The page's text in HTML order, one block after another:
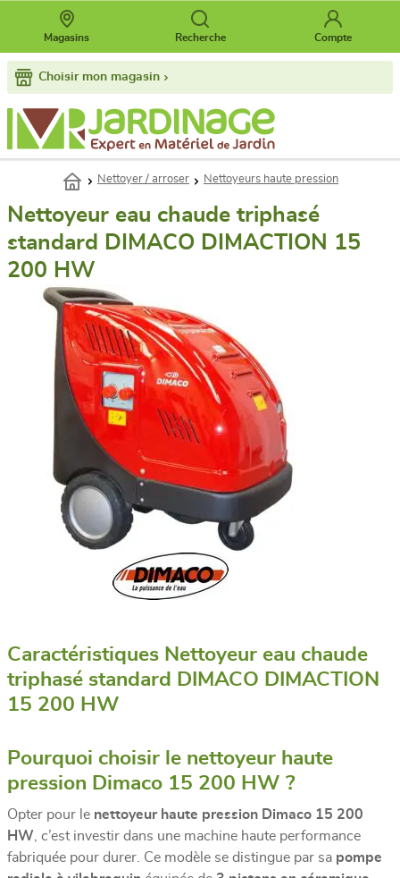
Choisir mon magasin
Magasins Recherche Compte
Nettoyer / arroser Nettoyeurs haute pression
Nettoyeur eau chaude triphasé
standard DIMACO DIMACTION 15
200 HW
Caractéristiques Nettoyeur eau chaude
triphasé standard DIMACO DIMACTION
15 200 HW
Pourquoi choisir le nettoyeur haute
pression Dimaco 15 200 HW ?
Opter pour le nettoyeur haute pression Dimaco 15 200
HW , c’est investir dans une machine haute performance
fabriquée pour durer. Ce modèle se distingue par sa pompe